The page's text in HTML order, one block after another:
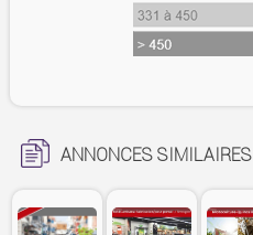
ANNONCES SIMILAIRES